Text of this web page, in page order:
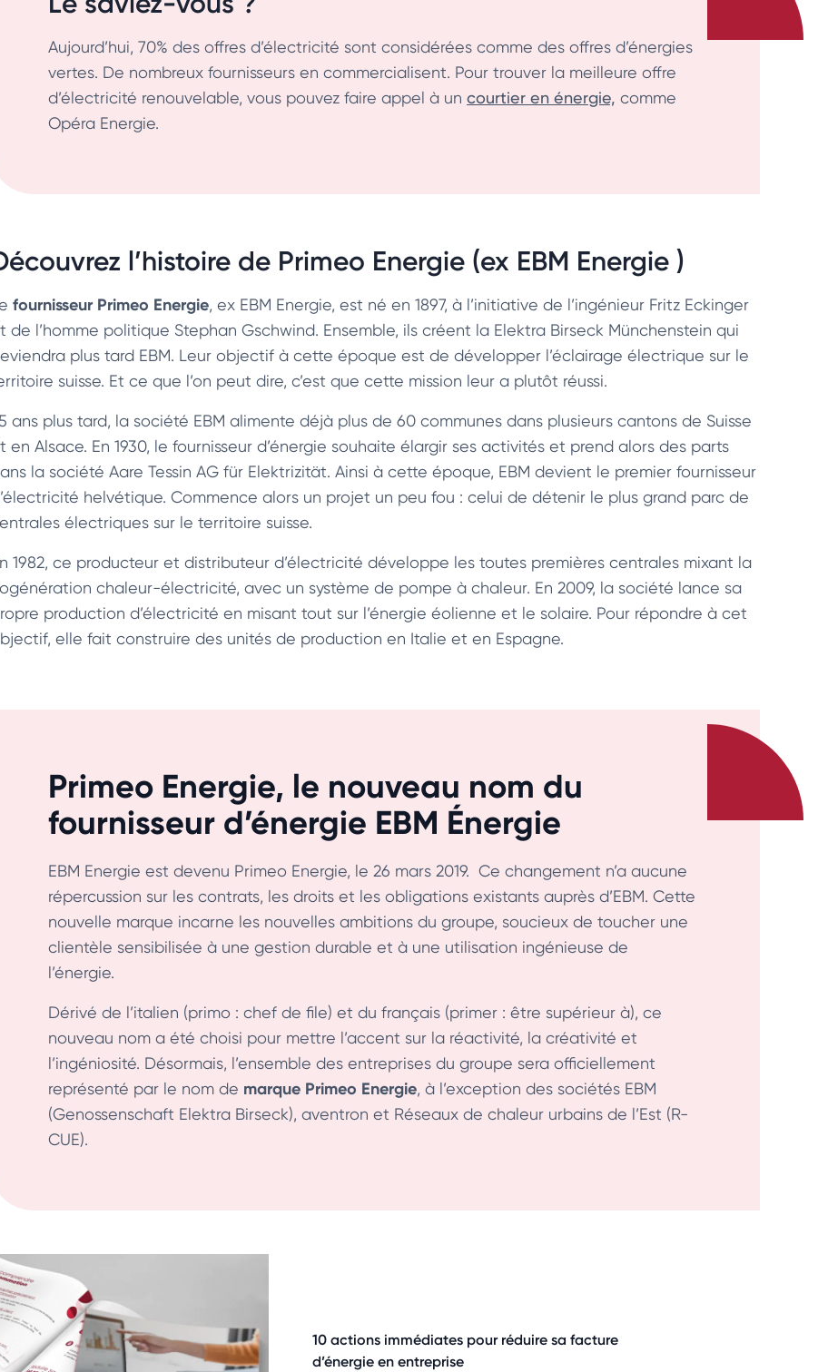
Aujourd’hui, 70% des offres d’électricité sont considérées comme des offres d’énergies
vertes. De nombreux fournisseurs en commercialisent. Pour trouver la meilleure offre
d’électricité renouvelable, vous pouvez faire appel à un courtier en énergie, comme
Opéra Energie.
l’histoire de Primeo Energie (ex EBM Energie )
fournisseur Primeo Energie, ex EBM Energie, est né en 1897, à l’initiative de l’ingénieur Fritz Eckinger
de l’homme politique Stephan Gschwind. Ensemble, ils créent la Elektra Birseck Münchenstein qui
plus tard EBM. Leur objectif à cette époque est de développer l’éclairage électrique sur le
suisse. Et ce que l’on peut dire, c’est que cette mission leur a plutôt réussi.
ans plus tard, la société EBM alimente déjà plus de 60 communes dans plusieurs cantons de Suisse
en Alsace. En 1930, le fournisseur d’énergie souhaite élargir ses activités et prend alors des parts
la société Aare Tessin AG für Elektrizität. Ainsi à cette époque, EBM devient le premier fournisseur
helvétique. Commence alors un projet un peu fou : celui de détenir le plus grand parc de
électriques sur le territoire suisse.
1982, ce producteur et distributeur d’électricité développe les toutes premières centrales mixant la
chaleur-électricité, avec un système de pompe à chaleur. En 2009, la société lance sa
production d’électricité en misant tout sur l’énergie éolienne et le solaire. Pour répondre à cet
elle fait construire des unités de production en Italie et en Espagne.
Primeo Energie, le nouveau nom du
fournisseur d’énergie EBM Énergie
EBM Energie est devenu Primeo Energie, le 26 mars 2019. Ce changement n’a aucune
répercussion sur les contrats, les droits et les obligations existants auprès d’EBM. Cette
nouvelle marque incarne les nouvelles ambitions du groupe, soucieux de toucher une
clientèle sensibilisée à une gestion durable et à une utilisation ingénieuse de
l’énergie.
Dérivé de l’italien (primo : chef de file) et du français (primer : être supérieur à), ce
nouveau nom a été choisi pour mettre l’accent sur la réactivité, la créativité et
l’ingéniosité. Désormais, l’ensemble des entreprises du groupe sera officiellement
représenté par le nom de marque Primeo Energie, à l’exception des sociétés EBM
(Genossenschaft Elektra Birseck), aventron et Réseaux de chaleur urbains de l’Est (R-
CUE).
10 actions immédiates pour réduire sa facture
d’énergie en entreprise